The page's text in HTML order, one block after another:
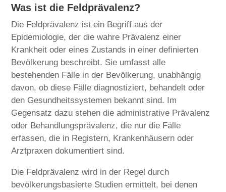
Was ist die Feldprävalenz?
Die Feldprävalenz ist ein Begriff aus der
Epidemiologie, der die wahre Prävalenz einer
Krankheit oder eines Zustands in einer definierten
Bevölkerung beschreibt. Sie umfasst alle
bestehenden Fälle in der Bevölkerung, unabhängig
davon, ob diese Fälle diagnostiziert, behandelt oder
den Gesundheitssystemen bekannt sind. Im
Gegensatz dazu stehen die administrative Prävalenz
oder Behandlungsprävalenz, die nur die Fälle
erfassen, die in Registern, Krankenhäusern oder
Arztpraxen dokumentiert sind.
Die Feldprävalenz wird in der Regel durch
bevölkerungsbasierte Studien ermittelt, bei denen